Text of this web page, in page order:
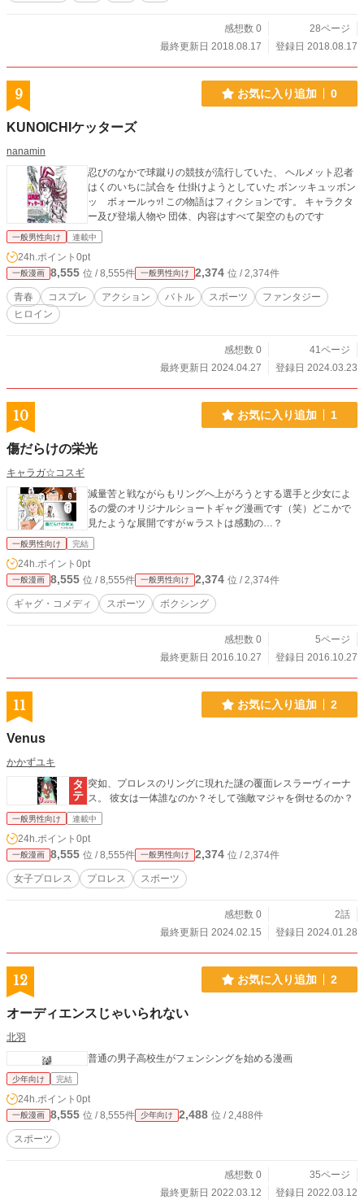
感想数 0
28ページ
最終更新日 2018.08.17
登録日 2018.08.17
9 お気に入り追加 0
KUNOICHIケッターズ
nanamin
忍びのなかで球蹴りの競技が流行していた、 ヘルメット忍者
はくのいちに試合を 仕掛けようとしていた ボンッキュッボン
ッ ボォールゥｯ! この物語はフィクションです。 キャラクタ
ー及び登場人物や 団体、内容はすべて架空のものです
一般男性向け 連載中
24h.ポイント 0pt
一般漫画 8,555 位 / 8,555件 一般男性向け 2,374 位 / 2,374件
青春 コスプレ アクション バトル スポーツ
ファンタジー
ヒロイン
感想数 0
41ページ
最終更新日 2024.04.27
登録日 2024.03.23
10 お気に入り追加 1
傷だらけの栄光
キャラガ☆コスギ
減量苦と戦ながらもリングへ上がろうとする選手と少女によ
るの愛のオリジナルショートギャグ漫画です（笑）どこかで
見たような展開ですがｗラストは感動の…？
一般男性向け 完結
24h.ポイント 0pt
一般漫画 8,555 位 / 8,555件 一般男性向け 2,374 位 / 2,374件
ギャグ・コメディ スポーツ ボクシング
感想数 0
5ページ
最終更新日 2016.10.27
登録日 2016.10.27
11 お気に入り追加 2
Venus
かかずユキ
突如、プロレスのリングに現れた謎の覆面レスラーヴィーナ
ス。 彼女は一体誰なのか？そして強敵マジャを倒せるのか？
一般男性向け 連載中
24h.ポイント 0pt
一般漫画 8,555 位 / 8,555件 一般男性向け 2,374 位 / 2,374件
女子プロレス プロレス スポーツ
感想数 0
2話
最終更新日 2024.02.15
登録日 2024.01.28
12 お気に入り追加 2
オーディエンスじゃいられない
北羽
普通の男子高校生がフェンシングを始める漫画
少年向け 完結
24h.ポイント 0pt
一般漫画 8,555 位 / 8,555件 少年向け 2,488 位 / 2,488件
スポーツ
感想数 0
35ページ
最終更新日 2022.03.12
登録日 2022.03.12